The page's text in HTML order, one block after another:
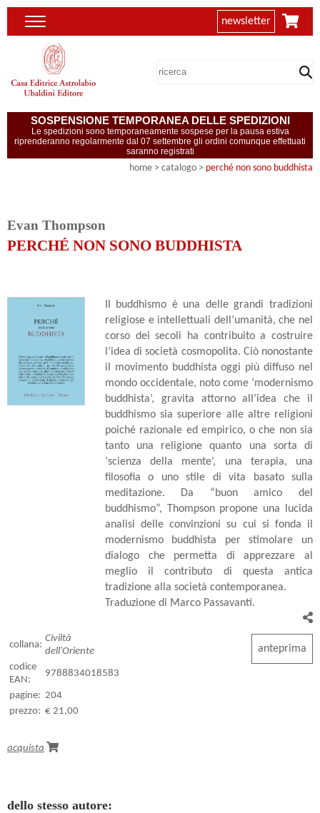
newsletter
SOSPENSIONE TEMPORANEA DELLE SPEDIZIONI
Le spedizioni sono temporaneamente sospese per la pausa estiva
riprenderanno regolarmente dal 07 settembre gli ordini comunque effettuati
saranno registrati
home > catalogo > perché non sono buddhista
Evan Thompson
PERCHÉ NON SONO BUDDHISTA
Il buddhismo è una delle grandi tradizioni
religiose e intellettuali dell’umanità, che nel
corso dei secoli ha contribuito a costruire
l’idea di società cosmopolita. Ciò nonostante
il movimento buddhista oggi più diffuso nel
mondo occidentale, noto come ‘modernismo
buddhista’, gravita attorno all’idea che il
buddhismo sia superiore alle altre religioni
poiché razionale ed empirico, o che non sia
tanto una religione quanto una sorta di
‘scienza della mente’, una terapia, una
filosofia o uno stile di vita basato sulla
meditazione. Da “buon amico del
buddhismo”, Thompson propone una lucida
analisi delle convinzioni su cui si fonda il
modernismo buddhista per stimolare un
dialogo che permetta di apprezzare al
meglio il contributo di questa antica
tradizione alla società contemporanea.
Traduzione di Marco Passavanti.
collana:
Civiltà
dell'Oriente
codice
EAN:
9788834018583
pagine: 204
prezzo: € 21,00
acquista
anteprima
dello stesso autore: